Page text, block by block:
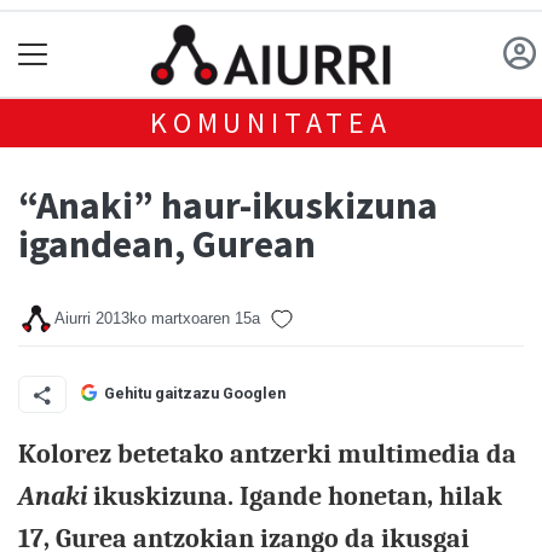
KOMUNITATEA
“Anaki” haur-ikuskizuna
igandean, Gurean
Aiurri 2013ko martxoaren 15a
Gehitu gaitzazu Googlen
Kolorez betetako antzerki multimedia da
Anakiikuskizuna. Igande honetan, hilak
17, Gurea antzokian izango da ikusgai